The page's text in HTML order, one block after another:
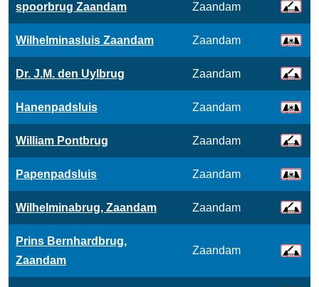
spoorbrug Zaandam Zaandam
Wilhelminasluis Zaandam Zaandam
Dr. J.M. den Uylbrug Zaandam
Hanenpadsluis Zaandam
William Pontbrug Zaandam
Papenpadsluis Zaandam
Wilhelminabrug, Zaandam Zaandam
Prins Bernhardbrug,
Zaandam
Zaandam